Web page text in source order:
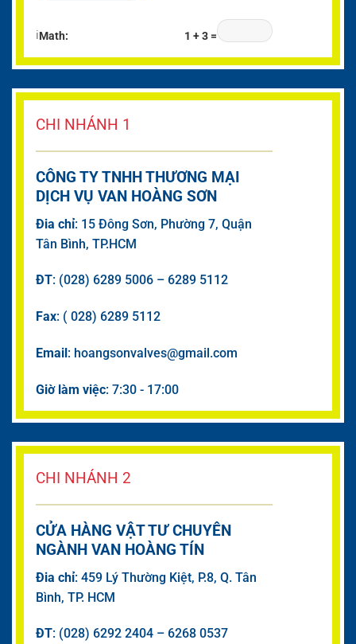
ℹMath: 1 + 3 =
CHI NHÁNH 1
CÔNG TY TNHH THƯƠNG MẠI
DỊCH VỤ VAN HOÀNG SƠN
Đia chỉ: 15 Đông Sơn, Phường 7, Quận
Tân Bình, TP.HCM
ĐT: (028) 6289 5006 – 6289 5112
Fax: ( 028) 6289 5112
Email: hoangsonvalves@gmail.com
Giờ làm việc: 7:30 - 17:00
CHI NHÁNH 2
CỬA HÀNG VẬT TƯ CHUYÊN
NGÀNH VAN HOÀNG TÍN
Đia chỉ: 459 Lý Thường Kiệt, P.8, Q. Tân
Bình, TP. HCM
ĐT: (028) 6292 2404 – 6268 0537